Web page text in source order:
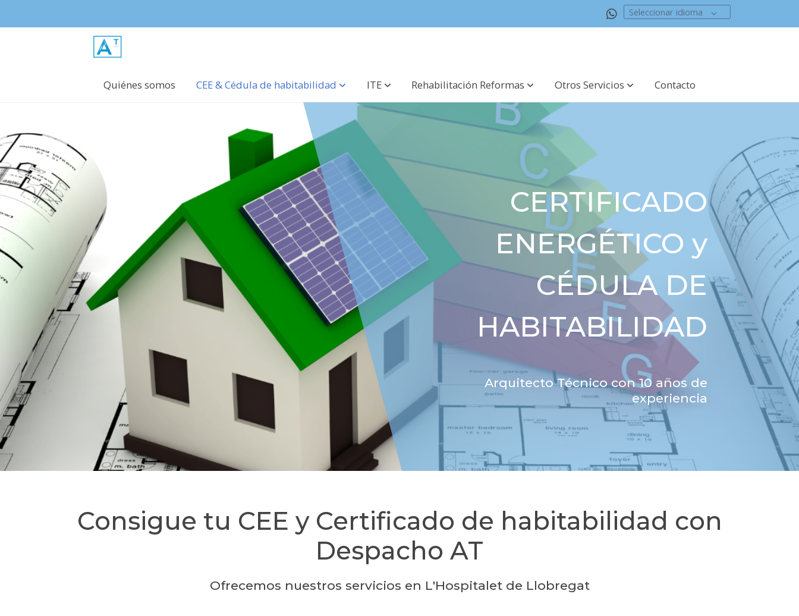
Seleccionar idioma
Quiénes somos CEE & Cédula de habitabilidad ITE Rehabilitación Reformas Otros Servicios Contacto
CERTIFICADO
ENERGÉTICO y
CÉDULA DE
HABITABILIDAD
Arquitecto Técnico con 10 años de
experiencia
Consigue tu CEE y Certificado de habitabilidad con
Despacho AT
Ofrecemos nuestros servicios en L'Hospitalet de Llobregat